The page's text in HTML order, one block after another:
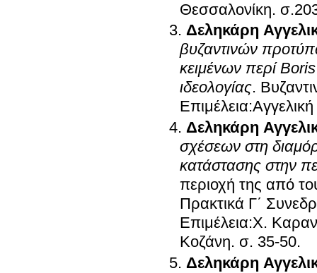
Θεσσαλονίκη.
Δεληκάρη
βυζαντινών
κειμένων περί Boris
ιδεολογίας.
Δεληκάρη
σχέσεων στη
κατάστασης στην
περιοχή της από
Πρακτικά Γ΄
Επιμέλεια:Χ.
Κοζάνη. σ. 35-50.
Δεληκάρη